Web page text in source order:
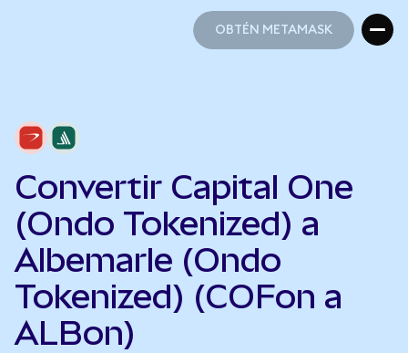
OBTÉN METAMASK
Convertir Capital One
(Ondo Tokenized) a
Albemarle (Ondo
Tokenized) (COFon a
ALBon)